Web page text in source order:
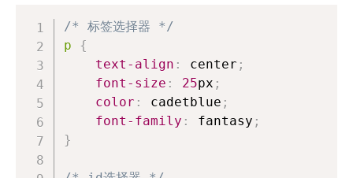
/* 标签选择器 */
p
{
text-align : center ;
font-size : 25px ;
color : cadetblue ;
font-family : fantasy ;
}